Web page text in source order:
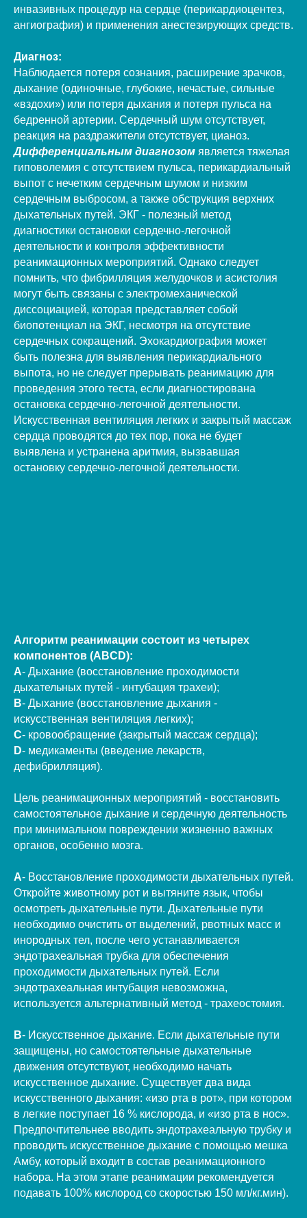
инвазивных процедур на сердце (перикардиоцентез,
ангиография) и применения анестезирующих средств.
Диагноз:
Наблюдается потеря сознания, расширение зрачков,
дыхание (одиночные, глубокие, нечастые, сильные
«вздохи») или потеря дыхания и потеря пульса на
бедренной артерии. Сердечный шум отсутствует,
реакция на раздражители отсутствует, цианоз.
Дифференциальным диагнозом является тяжелая
гиповолемия с отсутствием пульса, перикардиальный
выпот с нечетким сердечным шумом и низким
сердечным выбросом, а также обструкция верхних
дыхательных путей. ЭКГ - полезный метод
диагностики остановки сердечно-легочной
деятельности и контроля эффективности
реанимационных мероприятий. Однако следует
помнить, что фибрилляция желудочков и асистолия
могут быть связаны с электромеханической
диссоциацией, которая представляет собой
биопотенциал на ЭКГ, несмотря на отсутствие
сердечных сокращений. Эхокардиография может
быть полезна для выявления перикардиального
выпота, но не следует прерывать реанимацию для
проведения этого теста, если диагностирована
остановка сердечно-легочной деятельности.
Искусственная вентиляция легких и закрытый массаж
сердца проводятся до тех пор, пока не будет
выявлена и устранена аритмия, вызвавшая
остановку сердечно-легочной деятельности.
Алгоритм реанимации состоит из четырех
компонентов (ABCD):
A- Дыхание (восстановление проходимости
дыхательных путей - интубация трахеи);
B- Дыхание (восстановление дыхания -
искусственная вентиляция легких);
C- кровообращение (закрытый массаж сердца);
D- медикаменты (введение лекарств,
дефибрилляция).
Цель реанимационных мероприятий - восстановить
самостоятельное дыхание и сердечную деятельность
при минимальном повреждении жизненно важных
органов, особенно мозга.
A- Восстановление проходимости дыхательных путей.
Откройте животному рот и вытяните язык, чтобы
осмотреть дыхательные пути. Дыхательные пути
необходимо очистить от выделений, рвотных масс и
инородных тел, после чего устанавливается
эндотрахеальная трубка для обеспечения
проходимости дыхательных путей. Если
эндотрахеальная интубация невозможна,
используется альтернативный метод - трахеостомия.
B- Искусственное дыхание. Если дыхательные пути
защищены, но самостоятельные дыхательные
движения отсутствуют, необходимо начать
искусственное дыхание. Существует два вида
искусственного дыхания: «изо рта в рот», при котором
в легкие поступает 16 % кислорода, и «изо рта в нос».
Предпочтительнее вводить эндотрахеальную трубку и
проводить искусственное дыхание с помощью мешка
Амбу, который входит в состав реанимационного
набора. На этом этапе реанимации рекомендуется
подавать 100% кислород со скоростью 150 мл/кг.мин).